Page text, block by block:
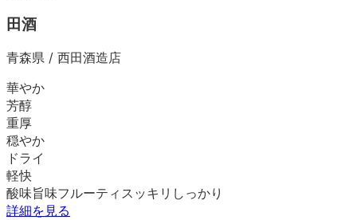
田酒
青森県 / 西田酒造店
華やか
芳醇
重厚
穏やか
ドライ
軽快
酸味旨味フルーティ スッキリ しっかり
詳細を見る